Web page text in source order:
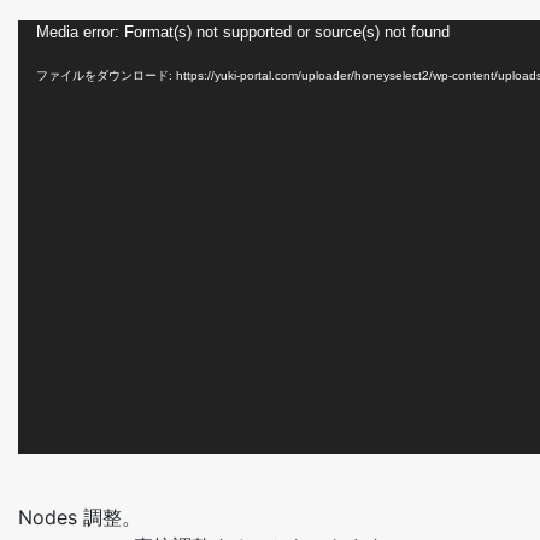
Media error: Format(s) not supported or source(s) not found
ファイルをダウンロード: https://yuki-portal.com/uploader/honeyselect2/wp-content/
Nodes 調整。